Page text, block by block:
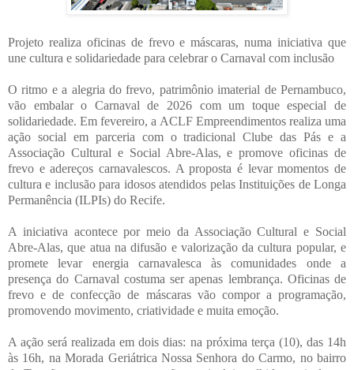
Projeto realiza oficinas de frevo e máscaras, numa iniciativa que
une cultura e solidariedade para celebrar o Carnaval com inclusão
O ritmo e a alegria do frevo, patrimônio imaterial de Pernambuco,
vão embalar o Carnaval de 2026 com um toque especial de
solidariedade. Em fevereiro, a ACLF Empreendimentos realiza uma
ação social em parceria com o tradicional Clube das Pás e a
Associação Cultural e Social Abre-Alas, e promove oficinas de
frevo e adereços carnavalescos. A proposta é levar momentos de
cultura e inclusão para idosos atendidos pelas Instituições de Longa
Permanência (ILPIs) do Recife.
A iniciativa acontece por meio da Associação Cultural e Social
Abre-Alas, que atua na difusão e valorização da cultura popular, e
promete levar energia carnavalesca às comunidades onde a
presença do Carnaval costuma ser apenas lembrança. Oficinas de
frevo e de confecção de máscaras vão compor a programação,
promovendo movimento, criatividade e muita emoção.
A ação será realizada em dois dias: na próxima terça (10), das 14h
às 16h, na Morada Geriátrica Nossa Senhora do Carmo, no bairro